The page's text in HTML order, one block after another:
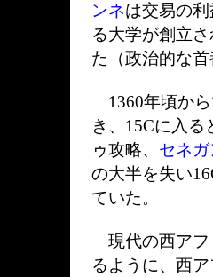
ンネは交易の
る大学が創立
た（政治的な
1360年頃から
き、15Cに入る
ゥ攻略、 セネ
の大半を失い
ていた。
現代の西アフ
るように、西